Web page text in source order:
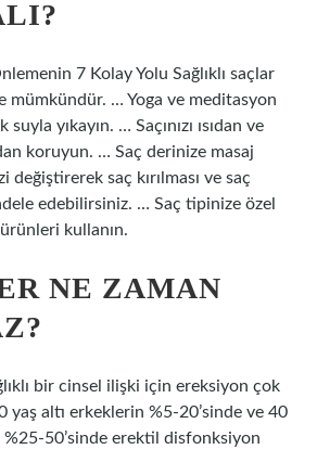
7 Kolay Yolu Sağlıklı saçlar
mümkündür. … Yoga ve meditasyon
suyla yıkayın. … Saçınızı ısıdan ve
koruyun. … Saç derinize masaj
değiştirerek saç kırılması ve saç
edebilirsiniz. … Saç tipinize özel
kullanın.
NE ZAMAN
bir cinsel ilişki için ereksiyon çok
yaş altı erkeklerin %5-20’sinde ve 40
50’sinde erektil disfonksiyon